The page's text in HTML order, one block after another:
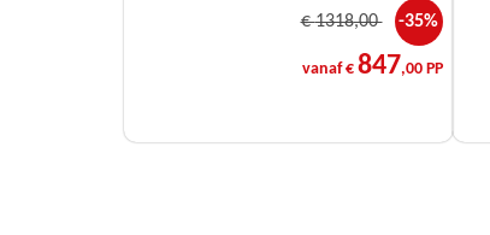
€1318,00 -35%
vanaf € 847,00 PP